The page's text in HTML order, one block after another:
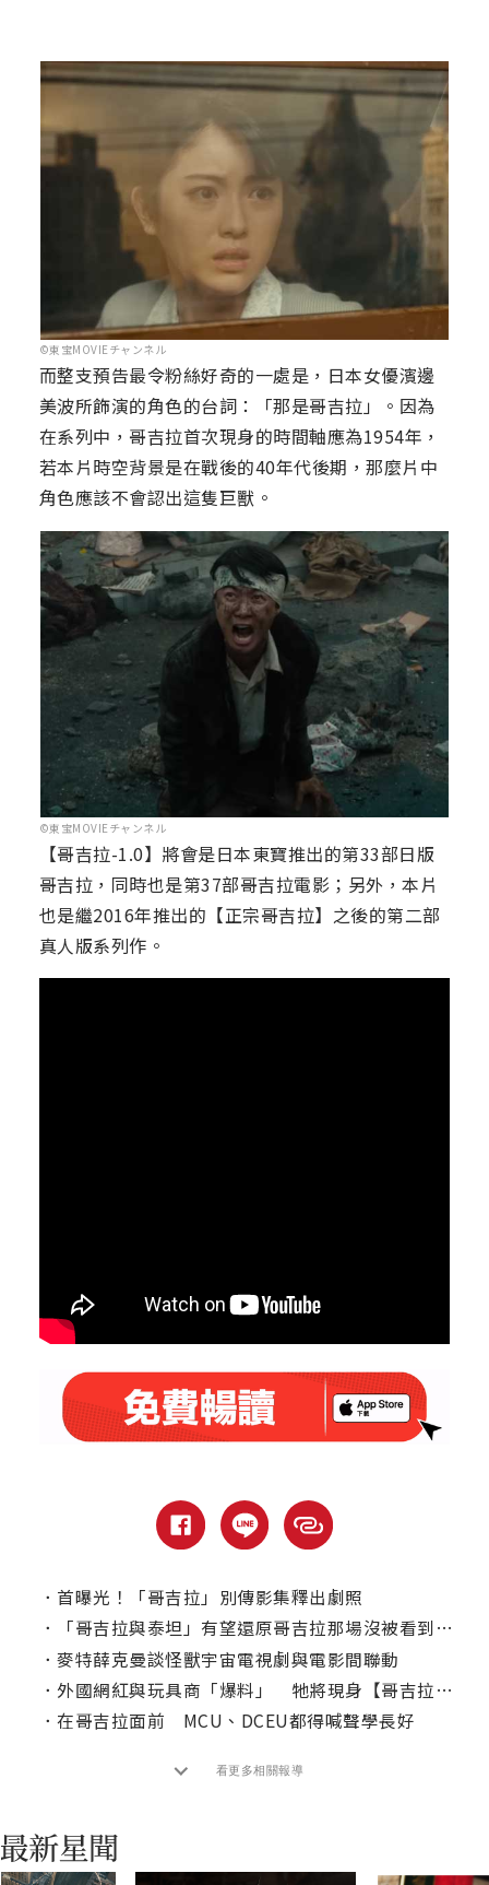
©東宝MOVIEチャンネル
而整支預告最令粉絲好奇的一處是，日本女優濱邊
美波所飾演的角色的台詞：「那是哥吉拉」。因為
在系列中，哥吉拉首次現身的時間軸應為1954年，
若本片時空背景是在戰後的40年代後期，那麼片中
角色應該不會認出這隻巨獸。
©東宝MOVIEチャンネル
【哥吉拉-1.0】將會是日本東寶推出的第33部日版
哥吉拉，同時也是第37部哥吉拉電影；另外，本片
也是繼2016年推出的【正宗哥吉拉】之後的第二部
真人版系列作。
． 首曝光！「哥吉拉」別傳影集釋出劇照
．
「哥吉拉與泰坦」有望還原哥吉拉那場沒被看到的戰鬥
． 麥特薛克曼談怪獸宇宙電視劇與電影間聯動
． 外國網紅與玩具商「爆料」 牠將現身【哥吉拉大戰金剛2】
． 在哥吉拉面前 MCU、DCEU都得喊聲學長好
看更多相關報導